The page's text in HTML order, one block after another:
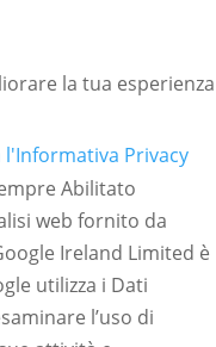
la tua esperienza
l'Informativa Privacy
Abilitato
web fornito da
Ireland Limited è
utilizza i Dati
l’uso di